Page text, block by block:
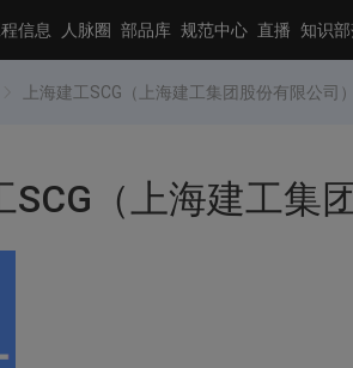
信息 人脉圈 部品库 规范中心 直播 知识
上海建工SCG（上海建工集团股份有限公司
SCG（上海建工集